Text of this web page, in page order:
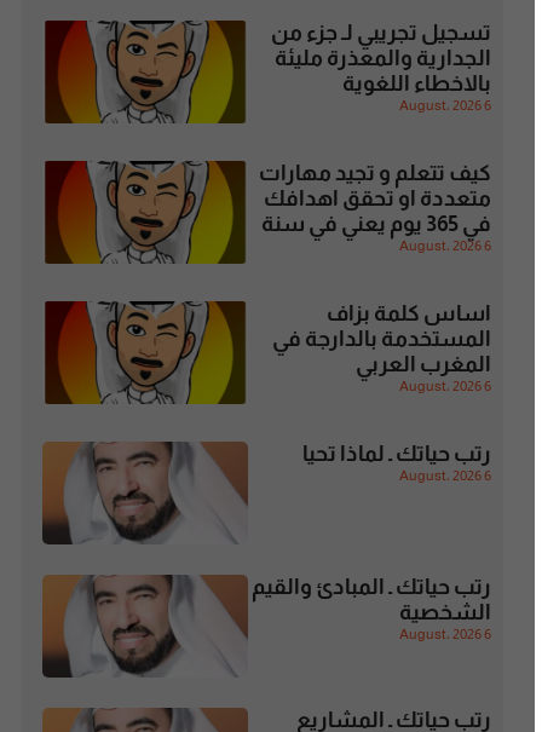
تسجيل تجريبي لـ جزء من
الجدارية والمعذرة مليئة
بالاخطاء اللغوية
6 August، 2026
كيف تتعلم و تجيد مهارات
متعددة او تحقق اهدافك
في 365 يوم يعني في سنة
6 August، 2026
اساس كلمة بزاف
المستخدمة بالدارجة في
المغرب العربي
6 August، 2026
رتب حياتك ـ لماذا تحيا
6 August، 2026
رتب حياتك ـ المبادئ والقيم
الشخصية
6 August، 2026
رتب حياتك ـ المشاريع